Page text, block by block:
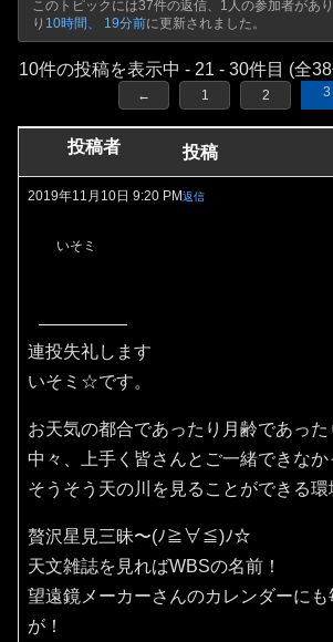
このトピックには37件の返信、1人の参加者があ
り 10時間、 19分前に更新されました。
10件の投稿を表示中 - 21 - 30件目 (全
← 1 2 3
投稿者 投稿
2019年11月10日 9:20 PM返信
いそミ
連投失礼します
いそミ☆です。
お天気の都合であったり月齢であった
中々、上手く皆さんとご一緒できなか
そうそう天の川を見ることができる環
贅沢星見三昧〜(ﾉ≧∀≦)ﾉ☆
天文雑誌を見ればWBSの名前！
望遠鏡メーカーさんのカレンダーに
が！